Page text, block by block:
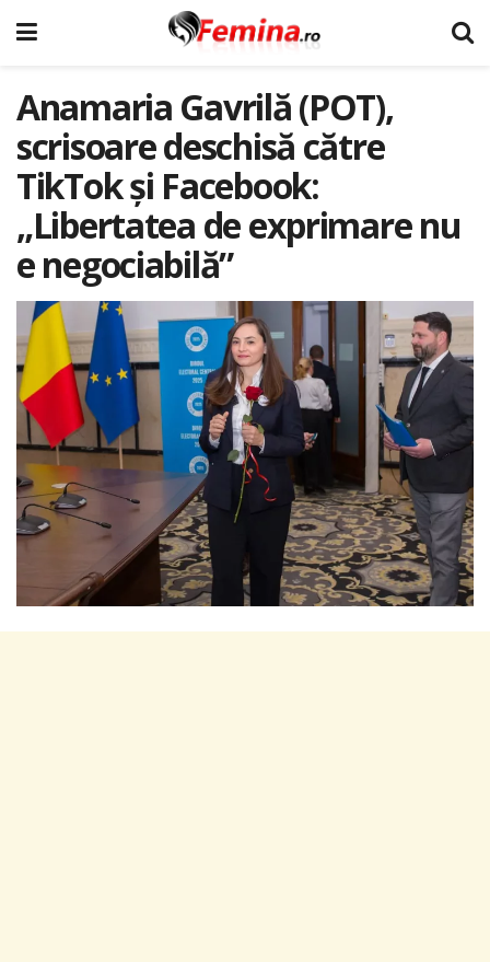
Anamaria Gavrilă (POT),
scrisoare deschisă către
TikTok și Facebook:
„Libertatea de exprimare nu
e negociabilă”